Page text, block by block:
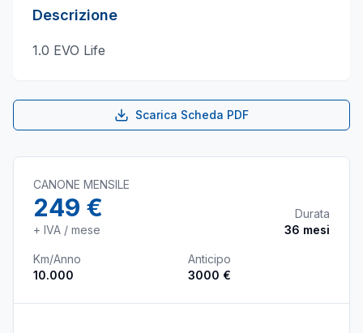
Descrizione
1.0 EVO Life
Scarica Scheda PDF
CANONE MENSILE
249 €
+ IVA / mese
Durata
36 mesi
Km/Anno
10.000
Anticipo
3000 €